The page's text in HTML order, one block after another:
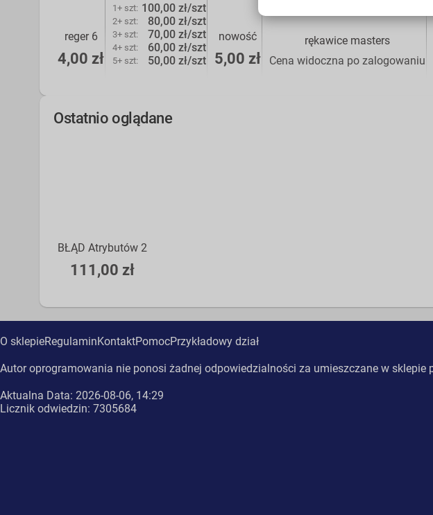
reger 6
4,00 zł
1+ szt: 100,00 zł/szt
2+ szt: 80,00 zł/szt
3+ szt: 70,00 zł/szt
4+ szt: 60,00 zł/szt
5+ szt: 50,00 zł/szt
nowość
5,00 zł
rękawice masters
Cena widoczna po zalogowaniu
Ostatnio oglądane
BŁĄD Atrybutów 2
111,00 zł
O sklepieRegulaminKontaktPomocPrzykładowy dział
Autor oprogramowania nie ponosi żadnej odpowiedzialności za umieszczane w sklepie
Aktualna Data: 2026-08-06, 14:29
Licznik odwiedzin: 7305684